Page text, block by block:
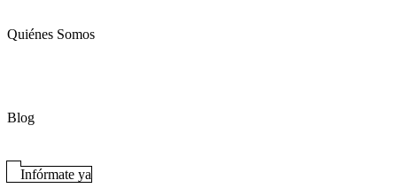
Quiénes Somos
Blog
Infórmate ya